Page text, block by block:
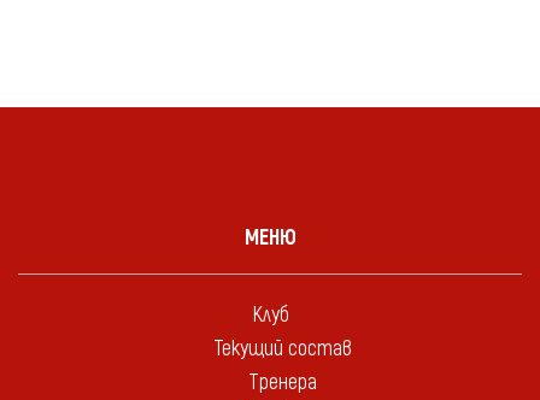
МЕНЮ
Клуб
Текущий состав
Тренера